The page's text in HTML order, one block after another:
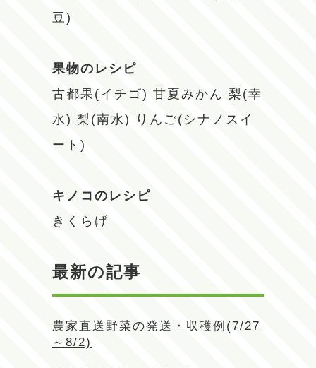
豆)
果物のレシピ
古都果(イチゴ) 甘夏みかん 梨(幸
水) 梨(南水)
りんご(シナノスイ
ート)
キノコのレシピ
きくらげ
最新の記事
農家直送野菜の発送・収穫例(7/27
～8/2)